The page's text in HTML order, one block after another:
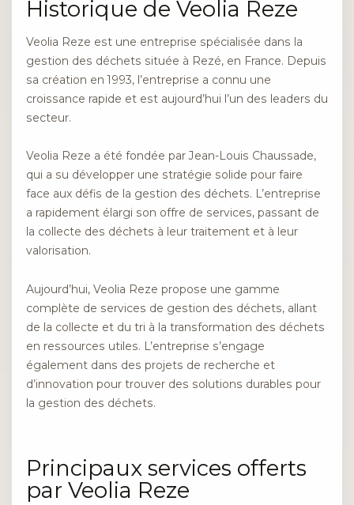
Historique de Veolia Reze
Veolia Reze est une entreprise spécialisée dans la
gestion des déchets située à Rezé, en France. Depuis
sa création en 1993, l’entreprise a connu une
croissance rapide et est aujourd’hui l’un des leaders du
secteur.
Veolia Reze a été fondée par Jean-Louis Chaussade,
qui a su développer une stratégie solide pour faire
face aux défis de la gestion des déchets. L’entreprise
a rapidement élargi son offre de services, passant de
la collecte des déchets à leur traitement et à leur
valorisation.
Aujourd’hui, Veolia Reze propose une gamme
complète de services de gestion des déchets, allant
de la collecte et du tri à la transformation des déchets
en ressources utiles. L’entreprise s’engage
également dans des projets de recherche et
d’innovation pour trouver des solutions durables pour
la gestion des déchets.
Principaux services offerts
par Veolia Reze